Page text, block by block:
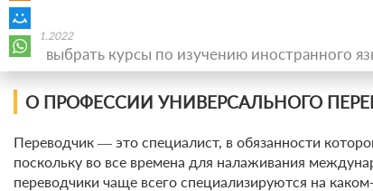
О ПРОФЕССИИ УНИВЕРСАЛЬНОГО
Переводчик ― это специалист, в обязанности
поскольку во все времена для налаживания
переводчики чаще всего специализируются на
11.01.2022
Как выбрать курсы по изучению иностранного